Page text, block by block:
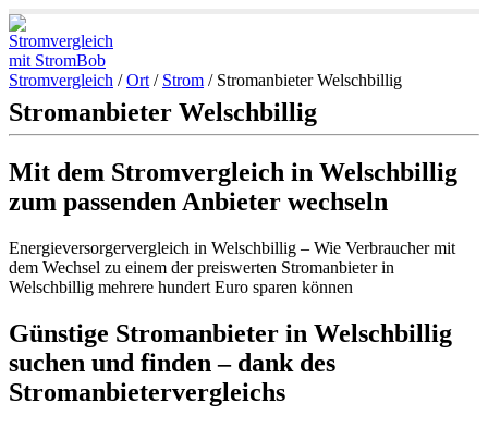
Stromvergleich /Ort / Strom / Stromanbieter Welschbillig
Stromanbieter Welschbillig
Mit dem Stromvergleich in Welschbillig
zum passenden Anbieter wechseln
Energieversorgervergleich in Welschbillig – Wie Verbraucher mit
dem Wechsel zu einem der preiswerten Stromanbieter in
Welschbillig mehrere hundert Euro sparen können
Günstige Stromanbieter in Welschbillig
suchen und finden – dank des
Stromanbietervergleichs